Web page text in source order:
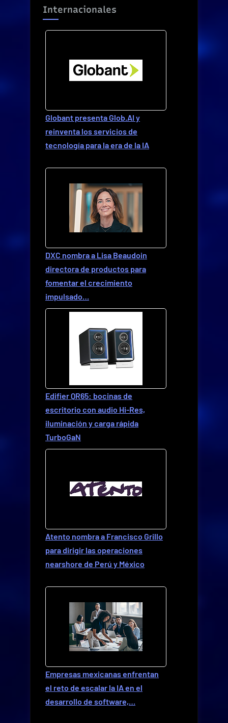
Internacionales
Globant presenta Glob.AI y
reinventa los servicios de
tecnología para la era de la IA
DXC nombra a Lisa Beaudoin
directora de productos para
fomentar el crecimiento
impulsado…
Edifier QR65: bocinas de
escritorio con audio Hi-Res,
iluminación y carga rápida
TurboGaN
Atento nombra a Francisco Grillo
para dirigir las operaciones
nearshore de Perú y México
Empresas mexicanas enfrentan
el reto de escalar la IA en el
desarrollo de software,…